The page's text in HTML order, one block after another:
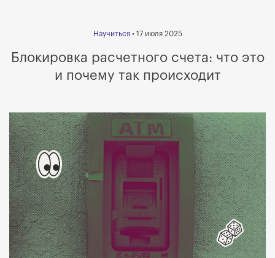
Научиться• 17 июля 2025
Блокировка расчетного счета: что это
и почему так происходит